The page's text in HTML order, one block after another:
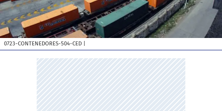
0723-CONTENEDORES-504-CED